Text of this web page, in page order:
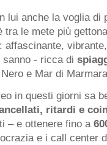
lui anche la voglia di
tra le mete più
affascinante,
- ricca di
e Mar di
in questi giorni sa
ritardi e
– e ottenere fino a
e i call center